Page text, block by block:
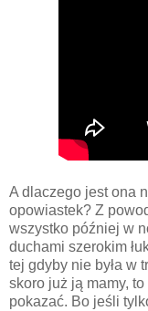
A dlaczego jest ona
opowiastek? Z
wszystko później w
duchami szerokim
tej gdyby nie była w
skoro już ją mamy,
pokazać. Bo jeśli